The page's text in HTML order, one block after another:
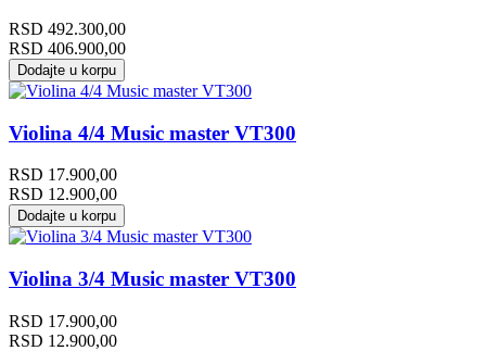
RSD 492.300,00
RSD 406.900,00
Dodajte u korpu
Violina 4/4 Music master VT300
RSD 17.900,00
RSD 12.900,00
Dodajte u korpu
Violina 3/4 Music master VT300
RSD 17.900,00
RSD 12.900,00